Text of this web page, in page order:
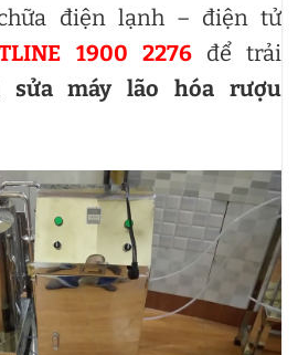
điện lạnh – điện tử
1900 2276để trải
sửa máy lão hóa rượu